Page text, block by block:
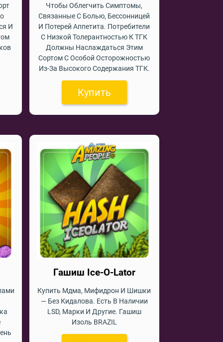
И
Чтобы Облегчить Симптомы,
Связанные С Болью, Бессонницей
И Потерей Аппетита. Потребители
С Низкой Толерантностью К ТГК
Должны Наслаждаться Этим
Сортом С Особой Осторожностью
Из-За Высокого Содержания ТГК.
Купить
Гашиш Ice-O-Lator
Купить Мдма, Мифидрон И Шишки
— Без Кидалова. Есть В Наличии
LSD, Марки И Другие. Гашиш
Изоль BRAZIL